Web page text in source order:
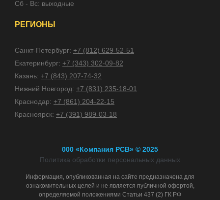
Сб - Вс: выходные
РЕГИОНЫ
Санкт-Петербург: +7 (812) 629-52-51
Екатеринбург: +7 (343) 302-09-82
Казань: +7 (843) 207-74-32
Нижний Новгород: +7 (831) 235-18-01
Краснодар: +7 (861) 204-22-15
Красноярск: +7 (391) 989-03-18
000 «Компания РСВ» © 2025
Политика обработки персональных данных
Информация, опубликованная на сайте предназначена для
ознакомительных целей и не является публичной офертой,
определяемой положениями Статьи 437 (2) ГК РФ